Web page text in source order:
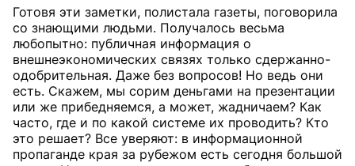
Готовя эти заметки, полистала газеты, поговорила
со знающими людьми. Получалось весьма
любопытно: публичная информация о
внешнеэкономических связях только сдержанно-
одобрительная. Даже без вопросов! Но ведь они
есть. Скажем, мы сорим деньгами на презентации
или же прибедняемся, а может, жадничаем? Как
часто, где и по какой системе их проводить? Кто
это решает? Все уверяют: в информационной
пропаганде края за рубежом есть сегодня большой